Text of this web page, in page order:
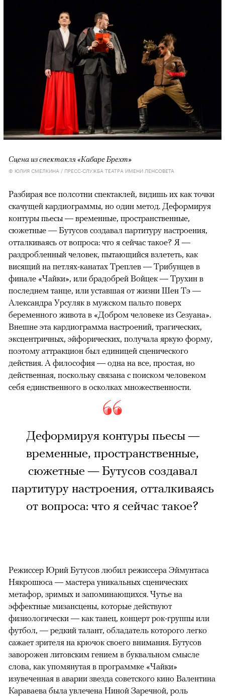
Сцена из спектакля «Кабаре Брехт»
© ЮЛИЯ СМЕЛКИНА / ПРЕСС-СЛУЖБА ТЕАТРА ИМЕНИ ЛЕНСОВЕТА
Разбирая все полсотни спектаклей, видишь их как точки
скачущей кардиограммы, но один метод. Деформируя
контуры пьесы — временные, пространственные,
сюжетные — Бутусов создавал партитуру настроения,
отталкиваясь от вопроса: что я сейчас такое? Я —
раздробленный человек, пытающийся взлететь, как
висящий на петлях-канатах Треплев — Трибунцев в
финале «Чайки», или брадобрей Войцек — Трухин в
последнем танце, или уставшая от жизни Шен Тэ —
Александра Урсуляк в мужском пальто поверх
беременного живота в «Добром человеке из Сезуана».
Внешне эта кардиограмма настроений, трагических,
эксцентричных, эйфорических, получала яркую форму,
поэтому аттракцион был единицей сценического
действия. А философия — одна на все, простая, но
действенная, поскольку связана с поиском человеком
себя единственного в осколках множественности.
Деформируя контуры пьесы —
временные, пространственные,
сюжетные — Бутусов создавал
партитуру настроения, отталкиваясь
от вопроса: что я сейчас такое?
Режиссер Юрий Бутусов любил режиссера Эймунтаса
Някрошюса — мастера уникальных сценических
метафор, зримых и запоминающихся. Чутье на
эффектные мизансцены, которые действуют
физиологически — как танец, концерт рок-группы или
футбол, — редкий талант, обладатель которого легко
сажает зрителя на крючок своего внимания. Бутусов
заворожен литовским гением в буквальном смысле
слова, как упомянутая в программке «Чайки»
изувеченная в аварии звезда советского кино Валентина
Караваева была увлечена Ниной Заречной, роль